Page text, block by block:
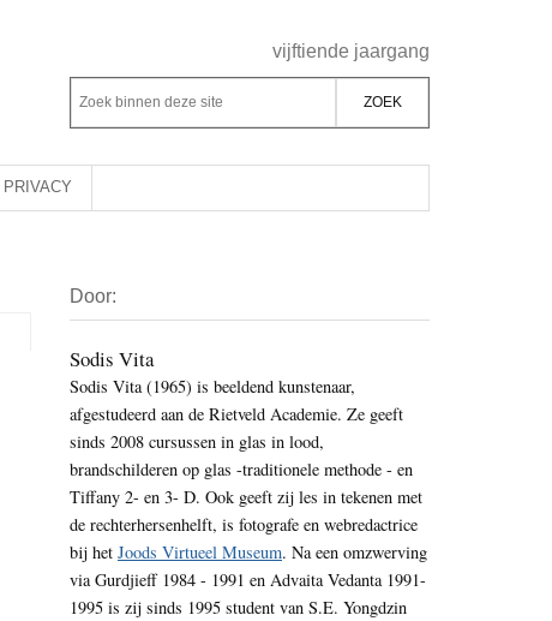
Rechts
vijftiende jaargang
Z
o
e
k
d
e
z
e
s
i
t
e
Z
o
k
b
n
n
d
e
z
e
s
i
t
PRIVACY
Sidebar
Door:
Sodis Vita
Sodis Vita (1965) is beeldend kunstenaar,
afgestudeerd aan de Rietveld Academie. Ze geeft
sinds 2008 cursussen in glas in lood,
brandschilderen op glas -traditionele methode - en
Tiffany 2- en 3- D. Ook geeft zij les in tekenen met
de rechterhersenhelft, is fotografe en webredactrice
bij het Joods Virtueel Museum. Na een omzwerving
via Gurdjieff 1984 - 1991 en Advaita Vedanta 1991-
1995 is zij sinds 1995 student van S.E. Yongdzin